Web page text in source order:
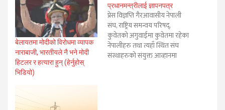
बेलायतमा मोदीको विरोधमा व्यापक
नाराबाजी, भारतीयले नै भने मोदी
हिटलर र हत्यारा हुन् (हेर्नुहोस्
भिडियो)
प्रधानमन्त्रीलाई ज्ञापनपत्र
प्रेस विज्ञप्ति गैरआवासीय नेपाली
संघ, राष्ट्रिय समन्वय परिषद्,
कुवेतको अगुवाईमा कुवेतमा रहेका
नेपालीहरु तथा त्यहाँ स्थित संघ
संस्थाहरुको संयुक्त आव्हानमा